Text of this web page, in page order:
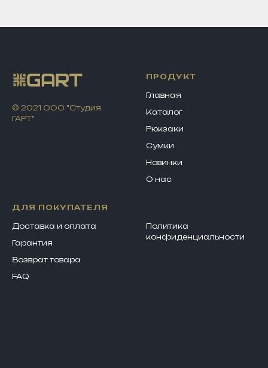
© 2021 ООО "Студия
ГАРТ"
ПРОДУКТ
Главная
Каталог
Рюкзаки
Сумки
Новинки
О нас
ДЛЯ ПОКУПАТЕЛЯ
Доставка и оплата
Гарантия
Возврат товара
FAQ
Политика
конфиденциальности